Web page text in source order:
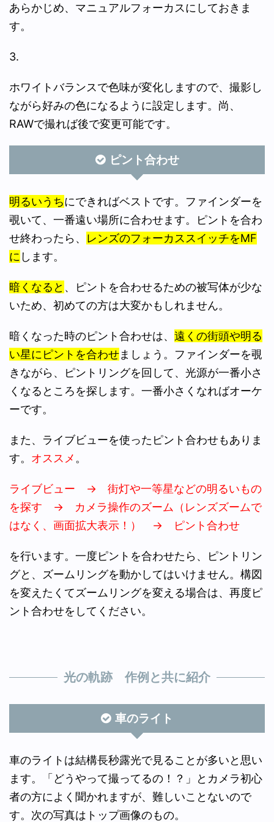
あらかじめ、マニュアルフォーカスにしておきま
す。
3.
ホワイトバランスで色味が変化しますので、撮影し
ながら好みの色になるように設定します。尚、
RAWで撮れば後で変更可能です。
ピント合わせ
明るいうちにできればベストです。ファインダーを
覗いて、一番遠い場所に合わせます。ピントを合わ
せ終わったら、 レンズのフォーカススイッチをMF
に します。
暗くなると 、ピントを合わせるための被写体が少な
いため、初めての方は大変かもしれません。
暗くなった時のピント合わせは、 遠くの街頭や明る
い星にピントを合わせましょう。ファインダーを覗
きながら、ピントリングを回して、光源が一番小さ
くなるところを探します。一番小さくなればオーケ
ーです。
また、ライブビューを使ったピント合わせもありま
す。 オススメ 。
ライブビュー → 街灯や一等星などの明るいもの
を探す → カメラ操作のズーム（レンズズームで
はなく、画面拡大表示！） → ピント合わせ
を行います。一度ピントを合わせたら、ピントリン
グと、ズームリングを動かしてはいけません。構図
を変えたくてズームリングを変える場合は、再度ピ
ント合わせをしてください。
光の軌跡 作例と共に紹介
車のライト
車のライトは結構長秒露光で見ることが多いと思い
ます。「どうやって撮ってるの！？」とカメラ初心
者の方によく聞かれますが、難しいことないので
す。次の写真はトップ画像のもの。